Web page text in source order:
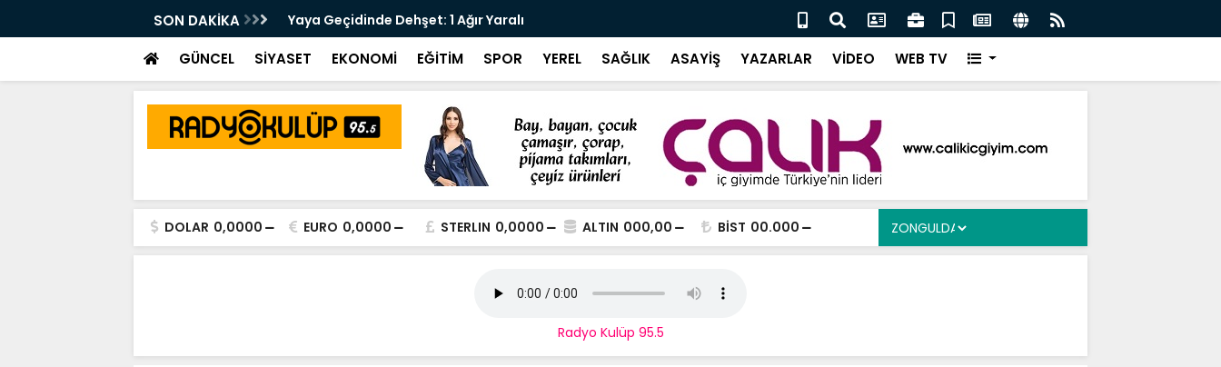
SON DAKİKA
Da CHP'nin Bayrağını
Yaya Geçidinde Dehşet: 1 Ağır Yaralı Karali’den Ergen’e Ziyaret
GÜNCEL SİYASET EKONOMİ EĞİTİM SPOR YEREL SAĞLIK ASAYİŞ YAZARLAR VİDEO WEB TV
DOLAR 0,0000 EURO 0,0000 STERLIN 0,0000 ALTIN 000,00 BİST 00.000
Radyo Kulüp 95.5